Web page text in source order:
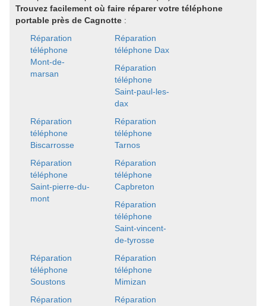
Trouvez facilement où faire réparer votre téléphone
portable près de Cagnotte :
Réparation
téléphone
Mont-de-
marsan
Réparation
téléphone Dax
Réparation
téléphone
Saint-paul-les-
dax
Réparation
téléphone
Biscarrosse
Réparation
téléphone
Tarnos
Réparation
téléphone
Saint-pierre-du-
mont
Réparation
téléphone
Capbreton
Réparation
téléphone
Saint-vincent-
de-tyrosse
Réparation
téléphone
Soustons
Réparation
téléphone
Mimizan
Réparation
Réparation